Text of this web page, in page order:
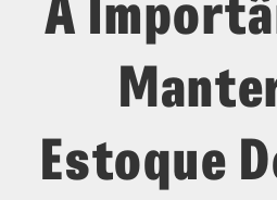
Estoque